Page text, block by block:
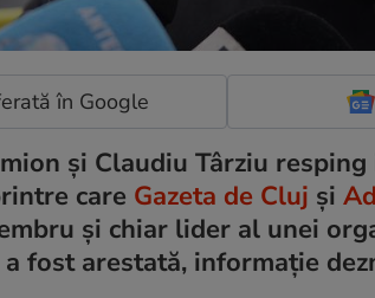
în Google
și Claudiu Târziu
care Gazeta de Cluj și
și chiar lider al unei
fost arestată, informație